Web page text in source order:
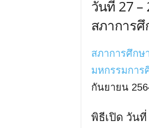
วันที่ 27 –
สภาการศึ
สภาการศึกษ
มหกรรมการ
กันยายน
พิธีเปิด วัน